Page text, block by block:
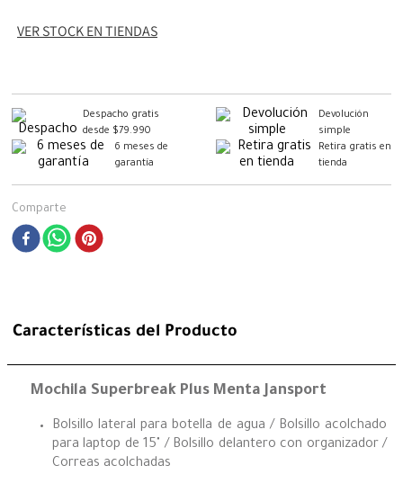
VER STOCK EN TIENDAS
Despacho gratis
desde $79.990
Devolución
simple
6 meses de
garantía
Retira gratis en
tienda
Comparte
Características del Producto
Mochila Superbreak Plus Menta Jansport
Bolsillo lateral para botella de agua / Bolsillo acolchado
para laptop de 15" / Bolsillo delantero con organizador /
Correas acolchadas